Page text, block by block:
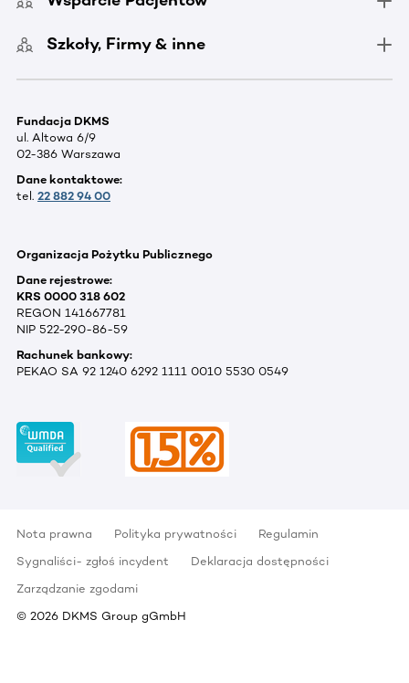
Szkoły, Firmy & inne
Fundacja DKMS
ul. Altowa 6/9
02-386 Warszawa
Dane kontaktowe:
tel. 22 882 94 00
Organizacja Pożytku Publicznego
Dane rejestrowe:
KRS 0000 318 602
REGON 141667781
NIP 522-290-86-59
Rachunek bankowy:
PEKAO SA 92 1240 6292 1111 0010 5530 0549
Nota prawna Polityka prywatności
Regulamin
Sygnaliści- zgłoś incydent
Deklaracja dostępności
Zarządzanie zgodami
© 2026 DKMS Group gGmbH